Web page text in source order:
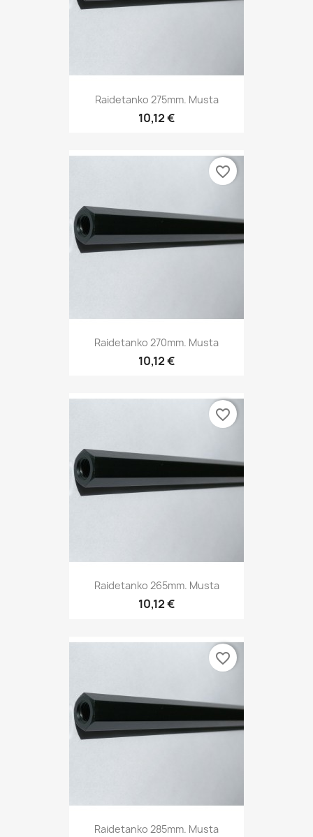
Raidetanko 275mm. Musta
10,12 €
Raidetanko 270mm. Musta
10,12 €
favorite_border
Raidetanko 265mm. Musta
10,12 €
favorite_border
Raidetanko 285mm. Musta
favorite_border